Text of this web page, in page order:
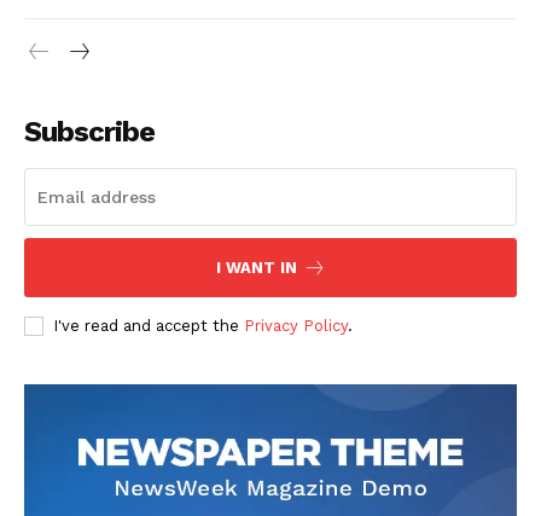
Subscribe
I WANT IN
I've read and accept the Privacy Policy.